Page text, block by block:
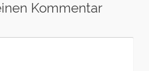
Kommentar